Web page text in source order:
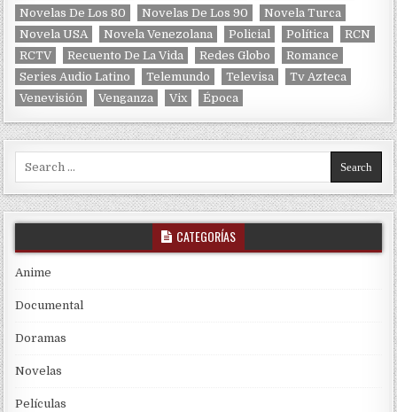
Novelas De Los 80
Novelas De Los 90
Novela Turca
Novela USA
Novela Venezolana Policial Política
RCN
RCTV
Recuento De La Vida Redes Globo
Romance
Series Audio Latino
Telemundo Televisa
Tv Azteca
Venevisión
Venganza Vix Época
Search for:
CATEGORÍAS
Anime
Documental
Doramas
Novelas
Películas